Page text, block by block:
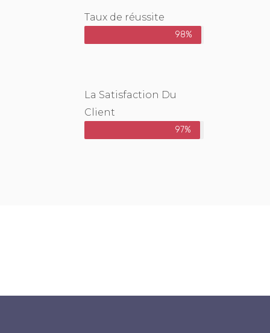
Taux de réussite
98%
La Satisfaction Du
Client
97%